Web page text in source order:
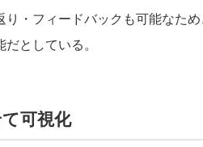
・フィードバックも可能なた
としている。
可視化